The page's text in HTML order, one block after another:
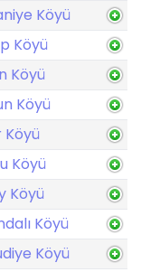
Köyü
Köyü
Köyü
Köyü
Köyü
Köyü
Köyü
Köyü
Köyü